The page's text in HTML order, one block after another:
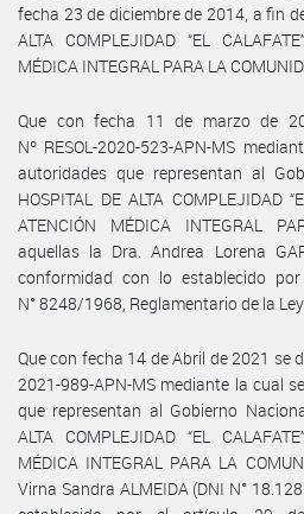
fecha 23 de diciembre de 2014, a fin
ALTA COMPLEJIDAD “EL
MÉDICA INTEGRAL PARA LA
Que con fecha 11 de marzo de
Nº RESOL-2020-523-APN-MS
autoridades que representan al
HOSPITAL DE ALTA COMPLEJIDAD
ATENCIÓN MÉDICA INTEGRAL
aquellas la Dra. Andrea Lorena
conformidad con lo establecido
N° 8248/1968, Reglamentario de la Ley
Que con fecha 14 de Abril de 2021 se
2021-989-APN-MS mediante la cual
que representan al Gobierno
ALTA COMPLEJIDAD “EL
MÉDICA INTEGRAL PARA LA
Virna Sandra ALMEIDA (DNI N°